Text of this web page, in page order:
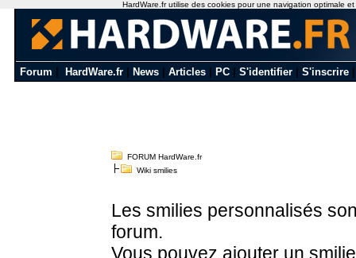
Forum HardWare.fr News Articles PC S'identifier S'inscrire
FORUM HardWare.fr
Wiki smilies
Les smilies personnalisés
forum.
Vous pouvez ajouter un
HardWare.fr utilise des cookies pour une navigation optimale